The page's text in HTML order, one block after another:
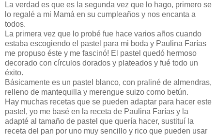
La verdad es que es la segunda vez que lo hago, primero se
lo regalé a mi Mamá en su cumpleaños y nos encanta a
todos.
La primera vez que lo probé fue hace varios años cuando
estaba escogiendo el pastel para mi boda y Paulina Farías
me propuso éste y me fascinó! El pastel quedó hermoso
decorado con círculos dorados y plateados y fué todo un
éxito.
Básicamente es un pastel blanco, con praliné de almendras,
relleno de mantequilla y merengue suizo como betún.
Hay muchas recetas que se pueden adaptar para hacer este
pastel, yo me basé en la receta de Paulina Farías y la
adapté al tamaño de pastel que quería hacer, sustituí la
receta del pan por uno muy sencillo y rico que pueden usar